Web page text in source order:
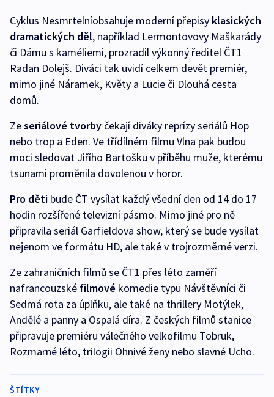
Cyklus Nesmrtelníobsahuje moderní přepisy klasických
dramatických děl, například Lermontovovy Maškarády
či Dámu s kaméliemi, prozradil výkonný ředitel ČT1
Radan Dolejš. Diváci tak uvidí celkem devět premiér,
mimo jiné Náramek, Květy a Lucie či Dlouhá cesta
domů.
Zeseriálové tvorby čekají diváky reprízy seriálů Hop
nebo trop a Eden. Ve třídílném filmu Vlna pak budou
moci sledovat Jiřího Bartošku v příběhu muže, kterému
tsunami proměnila dovolenou v horor.
Pro děti bude ČT vysílat každý všední den od 14 do 17
hodin rozšířené televizní pásmo. Mimo jiné pro ně
připravila seriál Garfieldova show, který se bude vysílat
nejenom ve formátu HD, ale také v trojrozměrné verzi.
Ze zahraničních filmů se ČT1 přes léto zaměří
nafrancouzské filmové komedie typu Návštěvníci či
Sedmá rota za úplňku, ale také na thrillery Motýlek,
Andělé a panny a Ospalá díra. Z českých filmů stanice
připravuje premiéru válečného velkofilmu Tobruk,
Rozmarné léto, trilogii Ohnivé ženy nebo slavné Ucho.
ŠTÍTKY